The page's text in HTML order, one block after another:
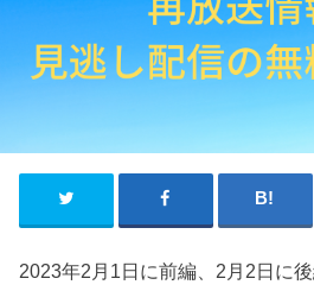
2023年2月1日に前編、2月2日に